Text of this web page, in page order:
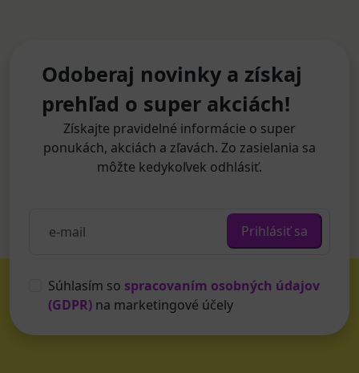
Odoberaj novinky a získaj
prehľad o super akciách!
Získajte pravidelné informácie o super
ponukách, akciách a zľavách. Zo zasielania sa
môžte kedykoľvek odhlásiť.
Prihlásiť sa
Súhlasím so spracovaním osobných údajov
(GDPR) na marketingové účely